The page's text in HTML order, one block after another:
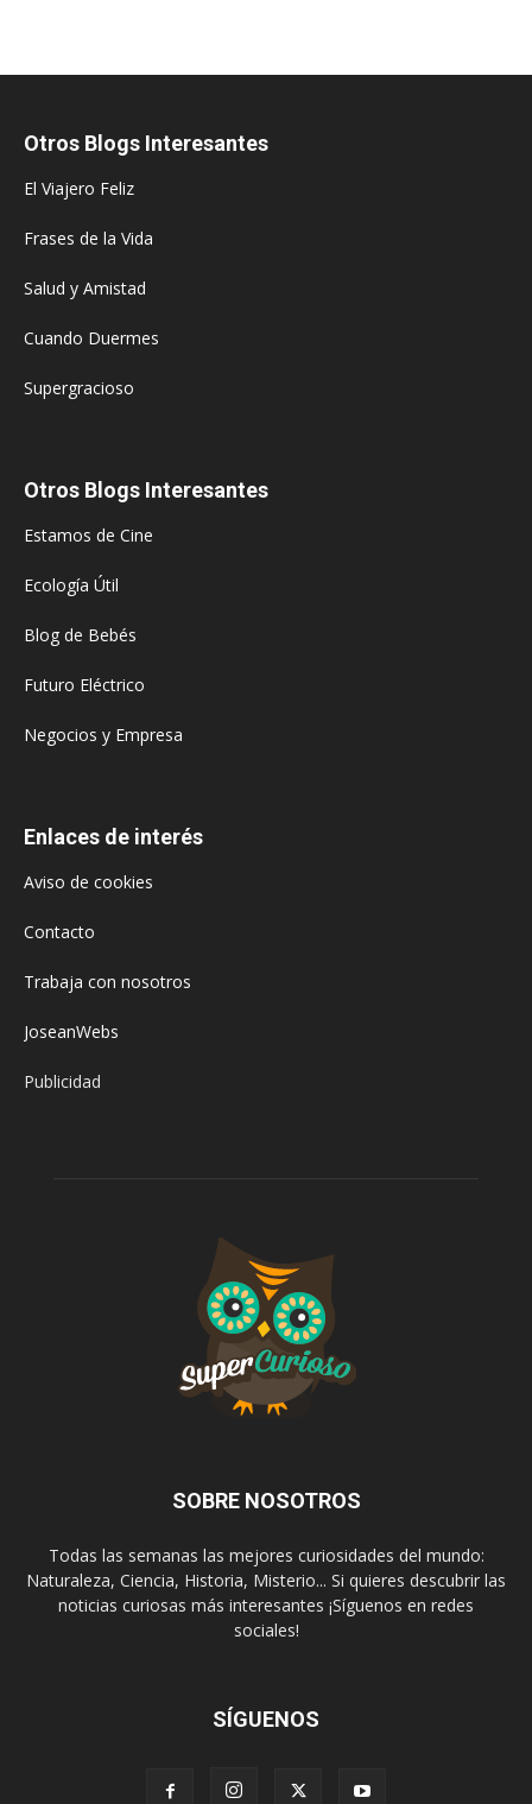
Otros Blogs Interesantes
El Viajero Feliz
Frases de la Vida
Salud y Amistad
Cuando Duermes
Supergracioso
Otros Blogs Interesantes
Estamos de Cine
Ecología Útil
Blog de Bebés
Futuro Eléctrico
Negocios y Empresa
Enlaces de interés
Aviso de cookies
Contacto
Trabaja con nosotros
JoseanWebs
Publicidad
SOBRE NOSOTROS
Todas las semanas las mejores curiosidades del mundo:
Naturaleza, Ciencia, Historia, Misterio... Si quieres descubrir las
noticias curiosas más interesantes ¡Síguenos en redes
sociales!
SÍGUENOS